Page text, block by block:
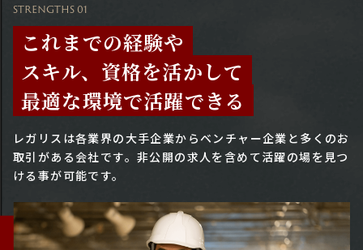
STRENGTHS 01
これまでの経験や
スキル、資格を活かして
最適な環境で活躍できる
レガリスは各業界の大手企業からベンチャー企業と多くのお
取引がある会社です。 非公開の求人を含めて活躍の場を見つ
ける事が可能です。